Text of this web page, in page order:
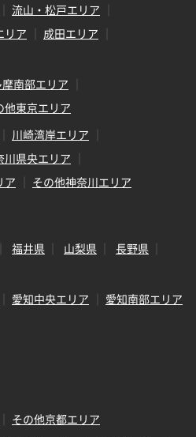
流山・松戸エリア
リア
成田エリア
摩南部エリア
他東京エリア
川崎湾岸エリア
川県央エリア
ア その他神奈川エリア
福井県 山梨県
長野県
愛知中央エリア
愛知南部エリア
その他京都エリア